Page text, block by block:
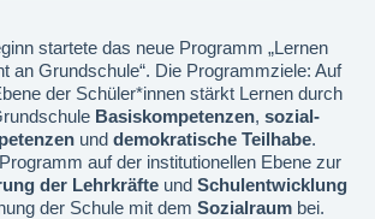
startete das neue Programm „Lernen
an Grundschule“. Die Programmziele: Auf
der Schüler*innen stärkt Lernen durch
Basiskompetenzen, sozial-
und demokratische Teilhabe.
auf der institutionellen Ebene zur
der Lehrkräfte und Schulentwicklung
der Schule mit dem Sozialraum bei.